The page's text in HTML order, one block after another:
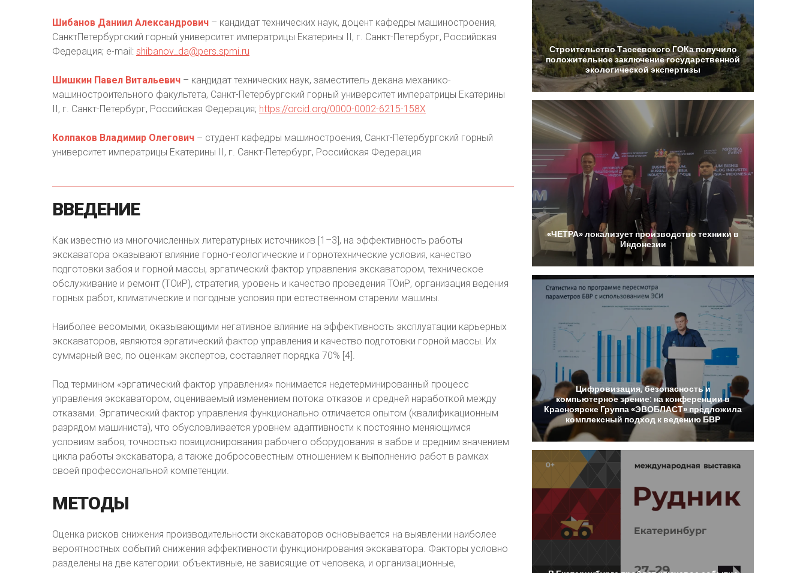
Шибанов Даниил Александрович – кандидат технических наук, доцент кафедры машиностроения,
СанктПетербургский горный университет императрицы Екатерины II, г. Санкт-Петербург, Российская
Федерация; e-mail: shibanov_da@pers.spmi.ru
Шишкин Павел Витальевич – кандидат технических наук, заместитель декана механико-
машиностроительного факультета, Санкт-Петербургский горный университет императрицы Екатерины
II, г. Санкт-Петербург, Российская Федерация; https://orcid.org/0000-0002-6215-158X
Колпаков Владимир Олегович – студент кафедры машиностроения, Санкт-Петербургский горный
университет императрицы Екатерины II, г. Санкт-Петербург, Российская Федерация
ВВЕДЕНИЕ
Как известно из многочисленных литературных источников [1–3], на эффективность работы
экскаватора оказывают влияние горно-геологические и горнотехнические условия, качество
подготовки забоя и горной массы, эргатический фактор управления экскаватором, техническое
обслуживание и ремонт (ТОиР), стратегия, уровень и качество проведения ТОиР, организация ведения
горных работ, климатические и погодные условия при естественном старении машины.
Наиболее весомыми, оказывающими негативное влияние на эффективность эксплуатации карьерных
экскаваторов, являются эргатический фактор управления и качество подготовки горной массы. Их
суммарный вес, по оценкам экспертов, составляет порядка 70% [4].
Под термином «эргатический фактор управления» понимается недетерминированный процесс
управления экскаватором, оцениваемый изменением потока отказов и средней наработкой между
отказами. Эргатический фактор управления функционально отличается опытом (квалификационным
разрядом машиниста), что обусловливается уровнем адаптивности к постоянно меняющимся
условиям забоя, точностью позиционирования рабочего оборудования в забое и средним значением
цикла работы экскаватора, а также добросовестным отношением к выполнению работ в рамках
своей профессиональной компетенции.
МЕТОДЫ
Оценка рисков снижения производительности экскаваторов основывается на выявлении наиболее
вероятностных событий снижения эффективности функционирования экскаватора. Факторы условно
разделены на две категории: объективные, не зависящие от человека, и организационные,
СтроительствоТасеевскогоГОКаполучило
положительноезаключениегосударственной
экологическойэкспертизы
«ЧЕТРА»локализует производство техникив
Индонезии
Цифровизация,безопасностьи
компьютерноезрение: на конференциив
Красноярске Группа«ЭВОБЛАСТ» предложила
комплексный подход к ведению БВР